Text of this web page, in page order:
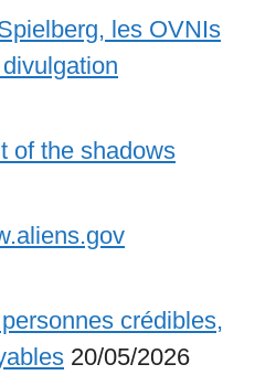
les OVNIs
of the shadows
crédibles,
20/05/2026